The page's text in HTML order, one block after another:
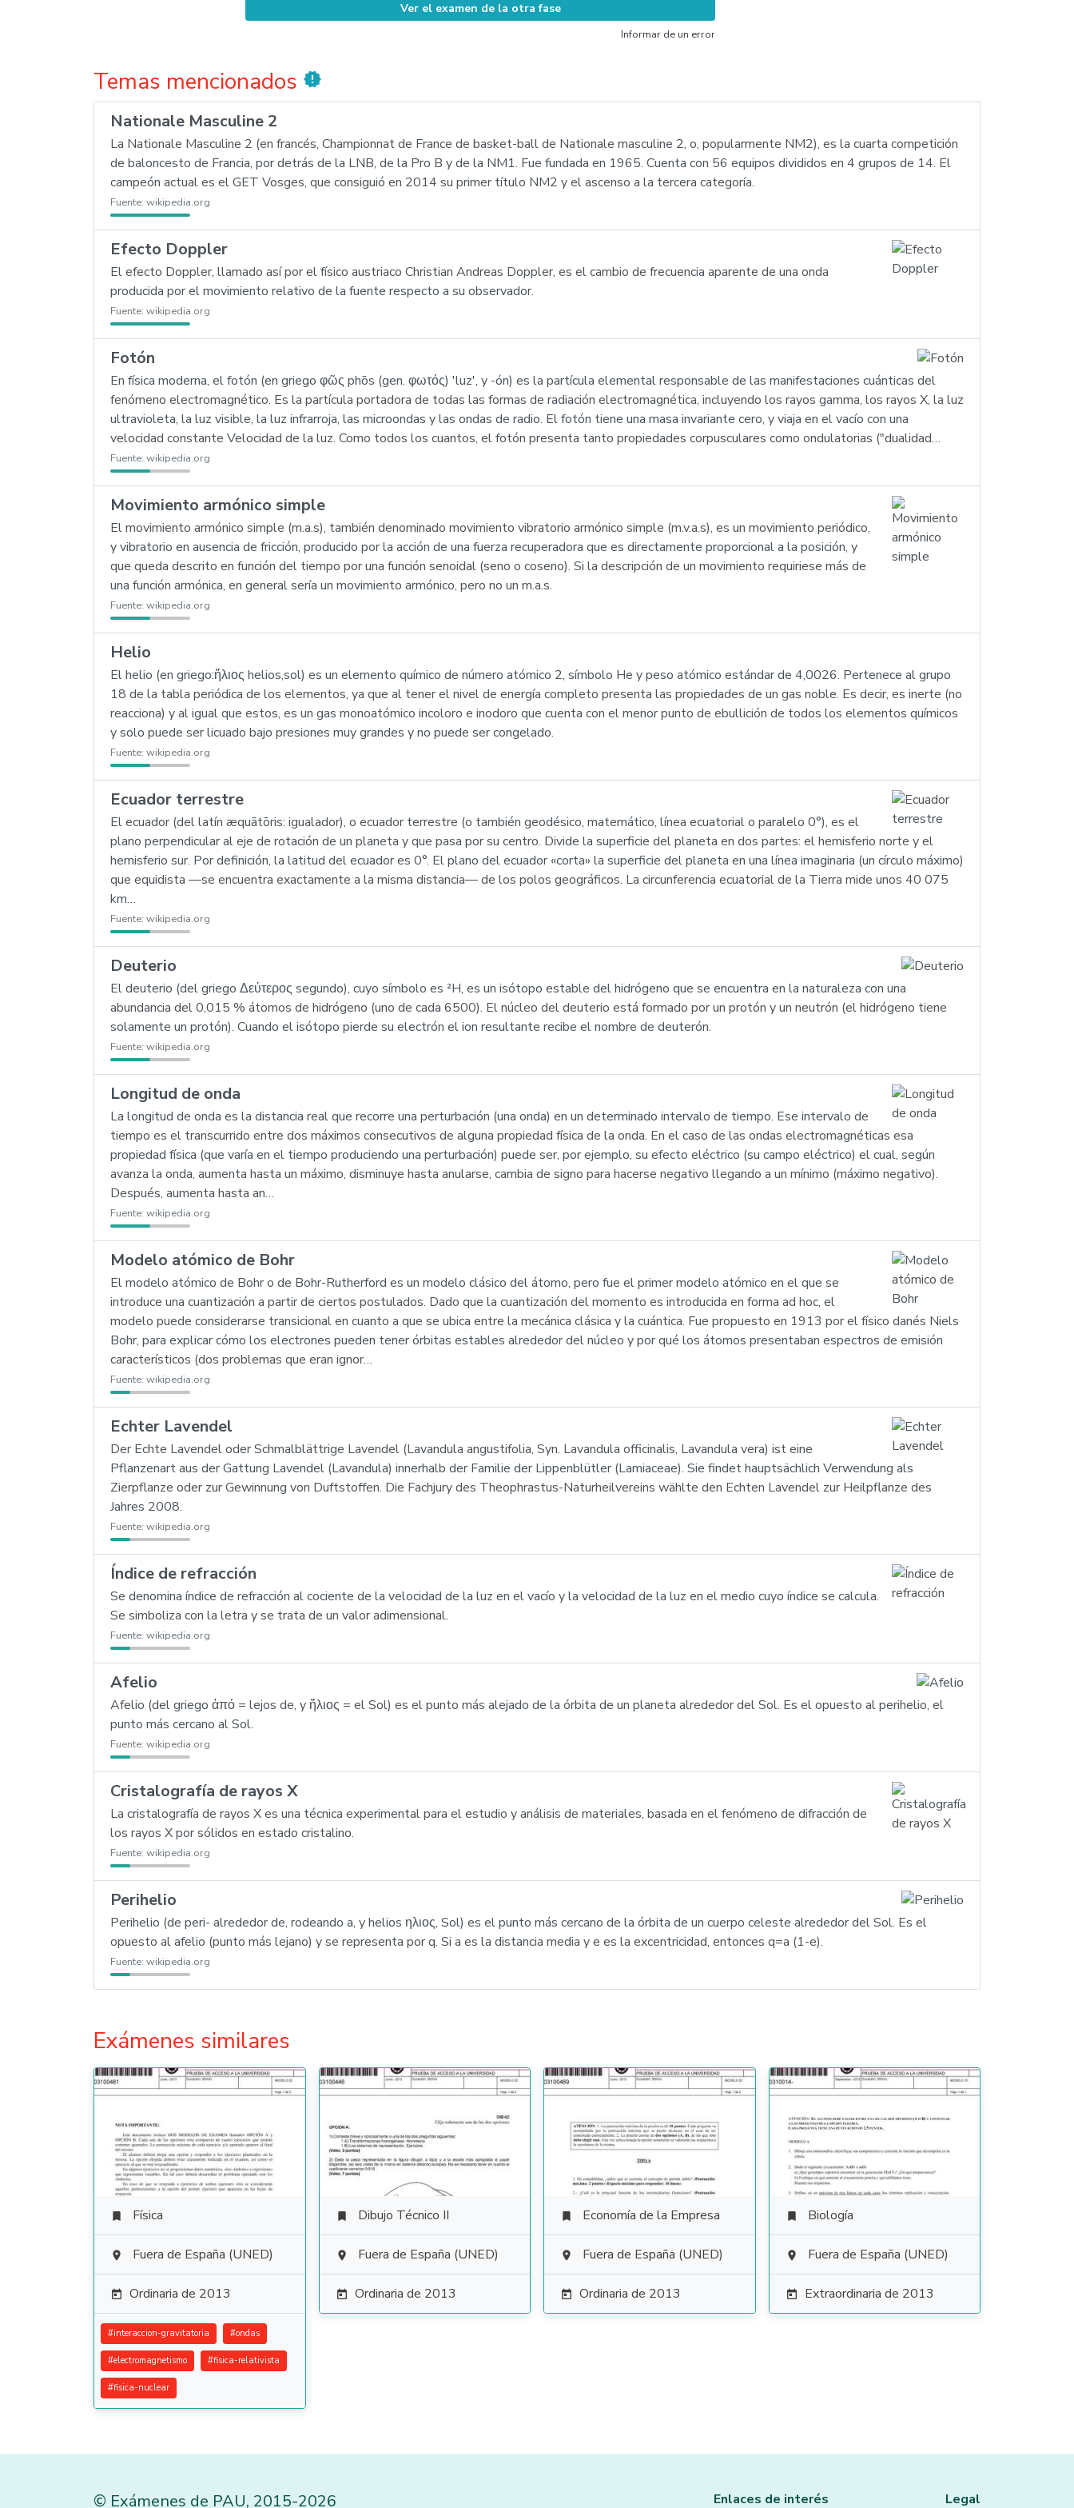
Ver el examen de la otra fase
Informar de un error
Temas mencionados new_releases
Nationale Masculine 2
La Nationale Masculine 2 (en francés, Championnat de France de basket-ball de Nationale masculine 2, o, popularmente NM2), es la cuarta competición
de baloncesto de Francia, por detrás de la LNB, de la Pro B y de la NM1. Fue fundada en 1965. Cuenta con 56 equipos divididos en 4 grupos de 14. El
campeón actual es el GET Vosges, que consiguió en 2014 su primer título NM2 y el ascenso a la tercera categoría.
Fuente: wikipedia.org
Efecto Doppler
El efecto Doppler, llamado así por el físico austriaco Christian Andreas Doppler, es el cambio de frecuencia aparente de una onda
producida por el movimiento relativo de la fuente respecto a su observador.
Fuente: wikipedia.org
Fotón
En física moderna, el fotón (en griego φῶς phōs (gen. φωτός) 'luz', y -ón) es la partícula elemental responsable de las manifestaciones cuánticas del
fenómeno electromagnético. Es la partícula portadora de todas las formas de radiación electromagnética, incluyendo los rayos gamma, los rayos X, la luz
ultravioleta, la luz visible, la luz infrarroja, las microondas y las ondas de radio. El fotón tiene una masa invariante cero, y viaja en el vacío con una
velocidad constante Velocidad de la luz. Como todos los cuantos, el fotón presenta tanto propiedades corpusculares como ondulatorias ("dualidad…
Fuente: wikipedia.org
Movimiento armónico simple
El movimiento armónico simple (m.a.s), también denominado movimiento vibratorio armónico simple (m.v.a.s), es un movimiento periódico,
y vibratorio en ausencia de fricción, producido por la acción de una fuerza recuperadora que es directamente proporcional a la posición, y
que queda descrito en función del tiempo por una función senoidal (seno o coseno). Si la descripción de un movimiento requiriese más de
una función armónica, en general sería un movimiento armónico, pero no un m.a.s.
Fuente: wikipedia.org
Helio
El helio (en griego:ἥλιος helios,sol) es un elemento químico de número atómico 2, símbolo He y peso atómico estándar de 4,0026. Pertenece al grupo
18 de la tabla periódica de los elementos, ya que al tener el nivel de energía completo presenta las propiedades de un gas noble. Es decir, es inerte (no
reacciona) y al igual que estos, es un gas monoatómico incoloro e inodoro que cuenta con el menor punto de ebullición de todos los elementos químicos
y solo puede ser licuado bajo presiones muy grandes y no puede ser congelado.
Fuente: wikipedia.org
Ecuador terrestre
El ecuador (del latín æquātōris: igualador), o ecuador terrestre (o también geodésico, matemático, línea ecuatorial o paralelo 0°), es el
plano perpendicular al eje de rotación de un planeta y que pasa por su centro. Divide la superficie del planeta en dos partes: el hemisferio norte y el
hemisferio sur. Por definición, la latitud del ecuador es 0°. El plano del ecuador «corta» la superficie del planeta en una línea imaginaria (un círculo máximo)
que equidista —se encuentra exactamente a la misma distancia— de los polos geográficos. La circunferencia ecuatorial de la Tierra mide unos 40 075
km…
Fuente: wikipedia.org
Deuterio
El deuterio (del griego Δεύτερος segundo), cuyo símbolo es ²H, es un isótopo estable del hidrógeno que se encuentra en la naturaleza con una
abundancia del 0,015 % átomos de hidrógeno (uno de cada 6500). El núcleo del deuterio está formado por un protón y un neutrón (el hidrógeno tiene
solamente un protón). Cuando el isótopo pierde su electrón el ion resultante recibe el nombre de deuterón.
Fuente: wikipedia.org
Longitud de onda
La longitud de onda es la distancia real que recorre una perturbación (una onda) en un determinado intervalo de tiempo. Ese intervalo de
tiempo es el transcurrido entre dos máximos consecutivos de alguna propiedad física de la onda. En el caso de las ondas electromagnéticas esa
propiedad física (que varía en el tiempo produciendo una perturbación) puede ser, por ejemplo, su efecto eléctrico (su campo eléctrico) el cual, según
avanza la onda, aumenta hasta un máximo, disminuye hasta anularse, cambia de signo para hacerse negativo llegando a un mínimo (máximo negativo).
Después, aumenta hasta an…
Fuente: wikipedia.org
Modelo atómico de Bohr
El modelo atómico de Bohr o de Bohr-Rutherford es un modelo clásico del átomo, pero fue el primer modelo atómico en el que se
introduce una cuantización a partir de ciertos postulados. Dado que la cuantización del momento es introducida en forma ad hoc, el
modelo puede considerarse transicional en cuanto a que se ubica entre la mecánica clásica y la cuántica. Fue propuesto en 1913 por el físico danés Niels
Bohr, para explicar cómo los electrones pueden tener órbitas estables alrededor del núcleo y por qué los átomos presentaban espectros de emisión
característicos (dos problemas que eran ignor…
Fuente: wikipedia.org
Echter Lavendel
Der Echte Lavendel oder Schmalblättrige Lavendel (Lavandula angustifolia, Syn. Lavandula officinalis, Lavandula vera) ist eine
Pflanzenart aus der Gattung Lavendel (Lavandula) innerhalb der Familie der Lippenblütler (Lamiaceae). Sie findet hauptsächlich Verwendung als
Zierpflanze oder zur Gewinnung von Duftstoffen. Die Fachjury des Theophrastus-Naturheilvereins wählte den Echten Lavendel zur Heilpflanze des
Jahres 2008.
Fuente: wikipedia.org
Índice de refracción
Se denomina índice de refracción al cociente de la velocidad de la luz en el vacío y la velocidad de la luz en el medio cuyo índice se calcula.
Se simboliza con la letra y se trata de un valor adimensional.
Fuente: wikipedia.org
Afelio
Afelio (del griego ἀπό = lejos de, y ἥλιος = el Sol) es el punto más alejado de la órbita de un planeta alrededor del Sol. Es el opuesto al perihelio, el
punto más cercano al Sol.
Fuente: wikipedia.org
Cristalografía de rayos X
La cristalografía de rayos X es una técnica experimental para el estudio y análisis de materiales, basada en el fenómeno de difracción de
los rayos X por sólidos en estado cristalino.
Fuente: wikipedia.org
Perihelio
Perihelio (de peri- alrededor de, rodeando a, y helios ηλιος, Sol) es el punto más cercano de la órbita de un cuerpo celeste alrededor del Sol. Es el
opuesto al afelio (punto más lejano) y se representa por q. Si a es la distancia media y e es la excentricidad, entonces q=a (1-e).
Fuente: wikipedia.org
Exámenes similares
 Física
 Fuera de España (UNED)
 Ordinaria de 2013
#interaccion-gravitatoria #ondas
#electromagnetismo #fisica-relativista
#fisica-nuclear
 Dibujo Técnico II
 Fuera de España (UNED)
 Ordinaria de 2013
 Economía de la Empresa
 Fuera de España (UNED)
 Ordinaria de 2013
 Biología
 Fuera de España (UNED)
 Extraordinaria de 2013
© Exámenes de PAU, 2015-2026 Enlaces de interés Legal